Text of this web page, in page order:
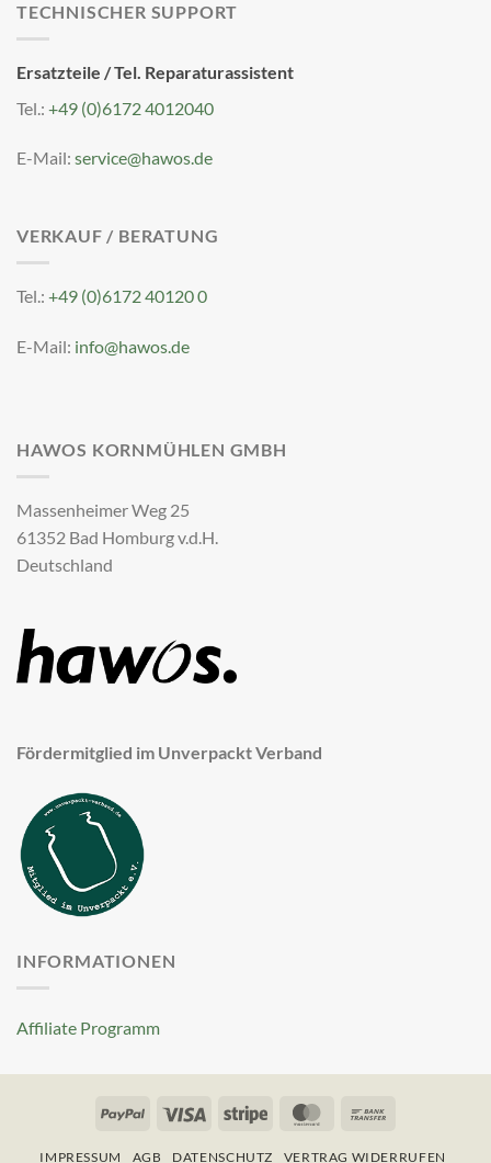
TECHNISCHER SUPPORT
Ersatzteile / Tel. Reparaturassistent
Tel.: +49 (0)6172 4012040
E-Mail: service@hawos.de
VERKAUF / BERATUNG
Tel.: +49 (0)6172 40120 0
E-Mail: info@hawos.de
HAWOS KORNMÜHLEN GMBH
Massenheimer Weg 25
61352 Bad Homburg v.d.H.
Deutschland
Fördermitglied im Unverpackt Verband
INFORMATIONEN
Affiliate Programm
PayPal Visa Stripe MasterCard
IMPRESSUM AGB DATENSCHUTZ VERTRAG WIDERRUFEN